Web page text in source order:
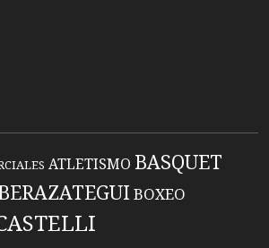
ATLETISMO BASQUET
BOXEO